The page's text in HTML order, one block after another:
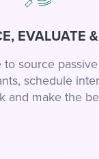
EVALUATE
to source
schedule
and make the